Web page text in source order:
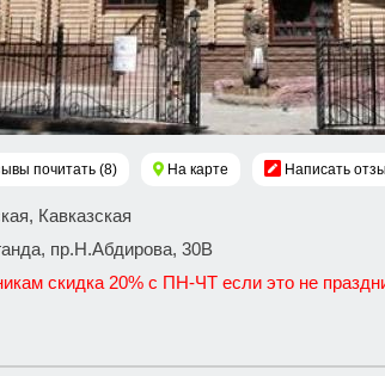
почитать (8) На карте Написать
Кавказская
пр.Н.Абдирова, 30В
скидка 20% с ПН-ЧТ если это не